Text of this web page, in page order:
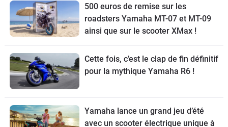
500 euros de remise sur les
roadsters Yamaha MT-07 et MT-09
ainsi que sur le scooter XMax !
Cette fois, c’est le clap de fin définitif
pour la mythique Yamaha R6 !
Yamaha lance un grand jeu d’été
avec un scooter électrique unique à